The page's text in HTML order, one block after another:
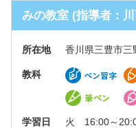
みの教室 (指導者：
所在地 香川県三豊市三
教科
学習日
火 16:00～